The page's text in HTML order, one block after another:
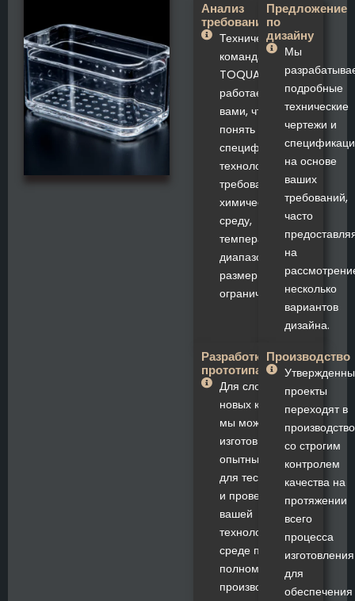
Анализ
требований
Техническая
команда
TOQUARTZ
работает с
вами, чтобы
понять ваши
специфические
технологические
требования,
химическую
среду,
температурные
диапазоны и
размерные
ограничения.
Предложение
по
дизайну
Мы
подробные
технические
чертежи и
на основе
ваших
требований,
часто
на
несколько
вариантов
дизайна.
Разработка
прототипа
Для сложных или
новых конструкций
мы можем
изготовить
опытные образцы
для тестирования
и проверки в
вашей
технологической
среде перед
полномасштабным
производством.
Производство
проекты
переходят в
производство
со строгим
контролем
качества на
протяжении
всего
процесса
изготовления
для
обеспечения